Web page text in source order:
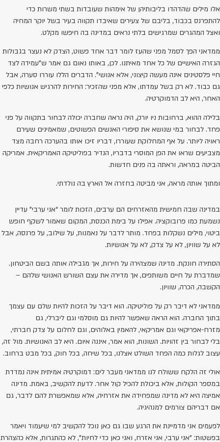
אלו מילים שהדהדו בליבותיהן של אימהות שעובדות בשתי משרות כדי
להתפרנס בכבוד, בליבם של צעירים שאיבדו תקווה בעיר בשל יוקר המחיה
ואצל המהגרים שמרגישים בלתי נראים במדינה בה חיפשו מקלט.
ממדאני הפך לסמל מפני שהעז לומר דבר אחד פשוט, הצדק לא נעצר בגבולות
הגזרה האישיים של כל אחד מאיתנו. לכן, באותו נאום גם אמר ש"עמידה לצד
חיי פלסטינים אינה מעשה קיצוני, אלא אנושי". הדברים הללו עוררו סערה, אבל
גם כבוד. לא רק בשל עמדתו, אלא מפני שהזכיר: החירות להרגיש אנושיות כלפי
האחר, היא לב הדמוקרטיה.
בלילה ההוא, ברחובות ניו יורק, היה נראה שחברה יכולה לבחור בתקווה על פני
פחד. לבחור במי שנושא את סיפורי האנשים הפשוטים, שמאמינים שעירם
ראויה ליותר. על אף המחלוקת שעוררו, דבריו זיכו אותו בהערכה רחבה מצד
מצביעים שראו את הפן המוסרי בדבריו, הנדיר בפוליטיקה האמריקאית. אמריקה
הביטה במראה, וראתה בה פנים חדשות.
ומתוך אותה מראה, אני מביטה בחזרה אל הארץ בה נולדתי.
במדינה שבה חמישית מהאזרחים הם ערבים, הזכות לומר “אני ערבי” עדיין
נשמעת כמו פרובוקציה. אפילו על בימת הכנסת, המקום שאמור לשקף חופש
ביטוי, מילים נשקלות בפחד. מותר לדבר על נאמנות, על שילוב, על פרנסה, אבל
לא על שוויון, לא על צדק, לא על אנושיות.
הסתירה חונקת. מדינה שמצהירה על חירות, אך מגבילה אותה בשם הביטחון.
שמדברת על חיים משותפים, אך מדירה את עצם השורש האנושי שלהם –
הקשבה, הכרה, שוויון.
ממדאני לא דיבר רק על פוליטיקה. הוא דיבר על הזכות להיות שלם עם עצמך
בתוך החברה. הוא הראה שאפשר להיות גם מוסלמי וגם ליברלי, גם
מזרח-אפריקאי וגם אמריקאי, להאמין באלוהים, וגם לחלום על צדק חברתי,
בלי לבחור בין זהויות. השונות, הוא אמר, איננה איום. היא לב האנושיות. מול זה,
עצוב לגלות כמה הפחד השולט אצלנו, בכל שיחה, בכל חוק, בכל מבט ברחוב.
אולי זה הלקח ששולח לנו ממדאני מעבר לים: דמוקרטיה אמיתית אינה נמדדת
במספר הקולות, אלא ביכולת להכיל קול אחר. לדעת להקשיב, באמת. מדינה
אמיצה היא לא מדינה שמפחידה את אזרחיה, אלא שמאפשרת להם לדבר, גם
אם דבריהם צורמים למנהיגיה.
לפעמים אני מדמיינת את הרגע שבו גם כאן נוכל להקשיב למי שיעמוד ויאמר
בפשטות: "אני ערבי, אני אזרח, ואני כאן כדי לחיות", לא כהתגרות, אלא כהצהרת